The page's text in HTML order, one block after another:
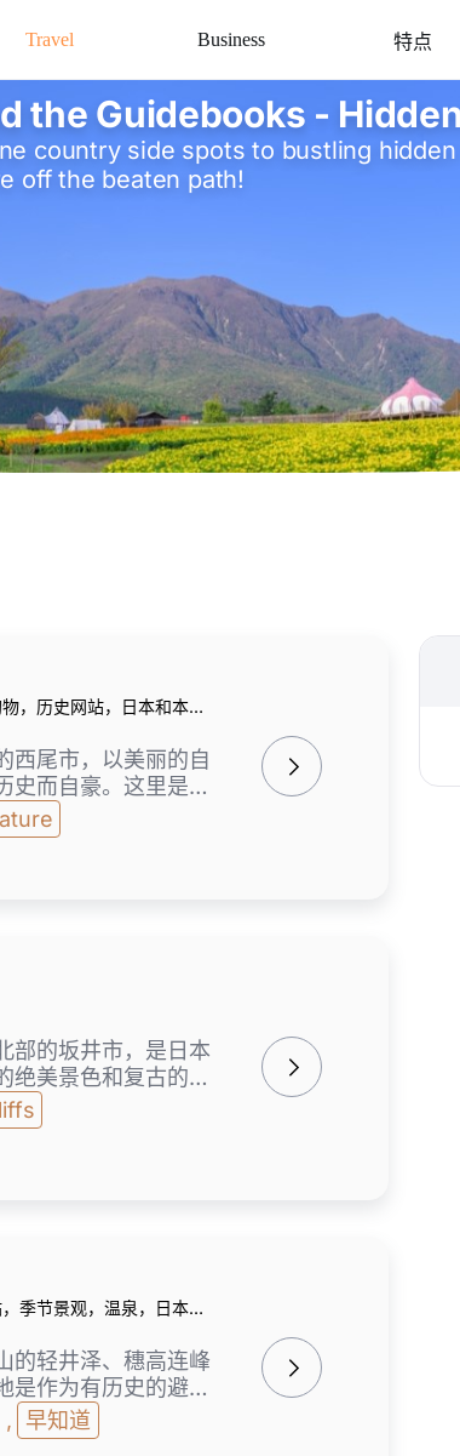
Travel Business 特点
the Guidebooks -
country side spots to bustling hidden
off the beaten path!
，历史网站，日本和本地
西尾市，以美丽的自
史而自豪。这里是日
产地之一，不仅可以
点，还能亲身体验抹
鲜，也备受瞩目。
部的坂井市，是日本
绝美景色和复古的街
然景点等充满魅力的
域。 其中，作为绝
也很好，美食也能充
季节景观，温泉，日本料
的轻井泽、穗高连峰
是作为有历史的避暑
区域。连接蓼科、雾
纳斯线的兜风，一边
, 早知道